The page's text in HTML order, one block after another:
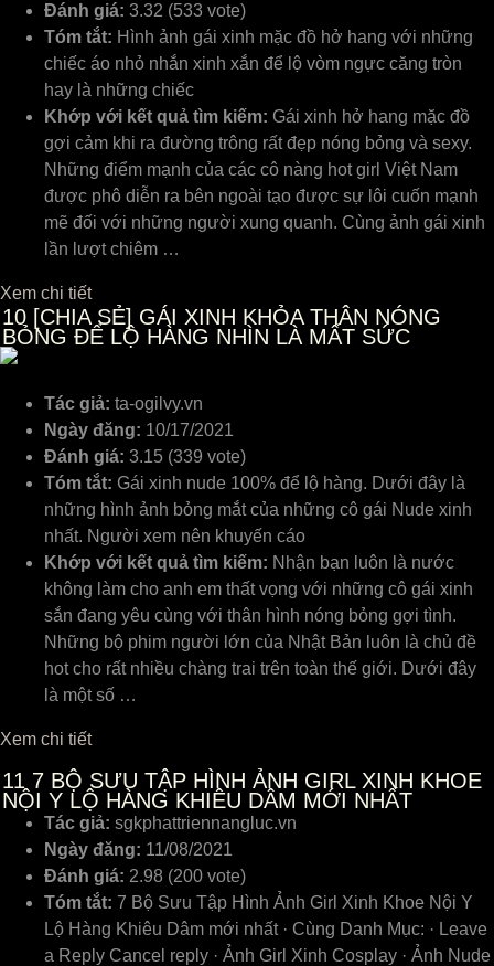
Đánh giá: 3.32 (533 vote)
Tóm tắt: Hình ảnh gái xinh mặc đồ hở hang với những
chiếc áo nhỏ nhắn xinh xắn để lộ vòm ngực căng tròn
hay là những chiếc
Khớp với kết quả tìm kiếm: Gái xinh hở hang mặc đồ
gợi cảm khi ra đường trông rất đẹp nóng bỏng và sexy.
Những điểm mạnh của các cô nàng hot girl Việt Nam
được phô diễn ra bên ngoài tạo được sự lôi cuốn mạnh
mẽ đối với những người xung quanh. Cùng ảnh gái xinh
lần lượt chiêm …
Xem chi tiết
10 [CHIA SẺ] GÁI XINH KHỎA THÂN NÓNG
BỎNG ĐỂ LỘ HÀNG NHÌN LÀ MẤT SỨC
Tác giả: ta-ogilvy.vn
Ngày đăng: 10/17/2021
Đánh giá: 3.15 (339 vote)
Tóm tắt: Gái xinh nude 100% để lộ hàng. Dưới đây là
những hình ảnh bỏng mắt của những cô gái Nude xinh
nhất. Người xem nên khuyến cáo
Khớp với kết quả tìm kiếm: Nhận bạn luôn là nước
không làm cho anh em thất vọng với những cô gái xinh
sắn đang yêu cùng với thân hình nóng bỏng gợi tình.
Những bộ phim người lớn của Nhật Bản luôn là chủ đề
hot cho rất nhiều chàng trai trên toàn thế giới. Dưới đây
là một số …
Xem chi tiết
11 7 BỘ SƯU TẬP HÌNH ẢNH GIRL XINH KHOE
NỘI Y LỘ HÀNG KHIÊU DÂM MỚI NHẤT
Tác giả: sgkphattriennangluc.vn
Ngày đăng: 11/08/2021
Đánh giá: 2.98 (200 vote)
Tóm tắt: 7 Bộ Sưu Tập Hình Ảnh Girl Xinh Khoe Nội Y
Lộ Hàng Khiêu Dâm mới nhất · Cùng Danh Mục: · Leave
a Reply Cancel reply · Ảnh Girl Xinh Cosplay · Ảnh Nude